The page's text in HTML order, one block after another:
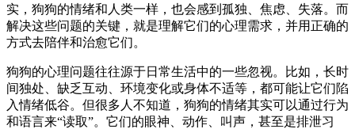
实，狗狗的情绪和人类一样，也会感到孤独、焦虑、失落。而
解决这些问题的关键，就是理解它们的心理需求，并用正确的
方式去陪伴和治愈它们。
狗狗的心理问题往往源于日常生活中的一些忽视。比如，长时
间独处、缺乏互动、环境变化或身体不适等，都可能让它们陷
入情绪低谷。但很多人不知道，狗狗的情绪其实可以通过行为
和语言来“读取”。它们的眼神、动作、叫声，甚至是排泄习